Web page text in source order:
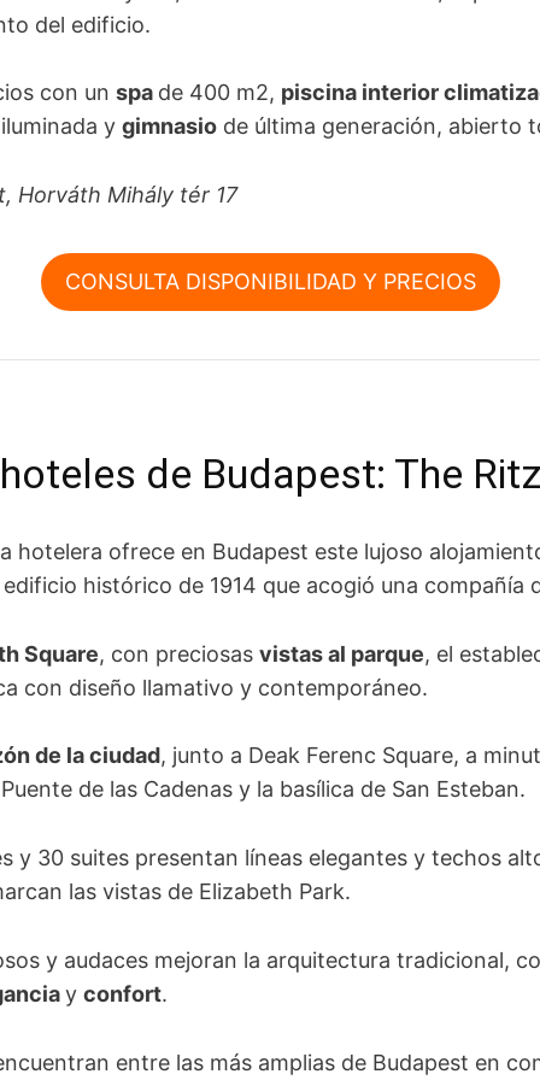
del edificio.
con un spa de 400 m2, piscina interior
y gimnasio de última generación, abierto
Horváth Mihály tér 17
CONSULTA DISPONIBILIDAD Y PRECIOS
de Budapest: The
hotelera ofrece en Budapest este lujoso
histórico de 1914 que acogió una compañía
Square, con preciosas vistas al parque, el
con diseño llamativo y contemporáneo.
de la ciudad, junto a Deak Ferenc Square, a
de las Cadenas y la basílica de San Esteban.
y 30 suites presentan líneas elegantes y techos
las vistas de Elizabeth Park.
y audaces mejoran la arquitectura tradicional,
y confort.
entre las más amplias de Budapest en